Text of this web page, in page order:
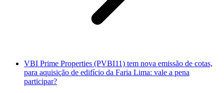
VBI Prime Properties (PVBI11) tem nova emissão de cotas,
para aquisição de edifício da Faria Lima: vale a pena
participar?